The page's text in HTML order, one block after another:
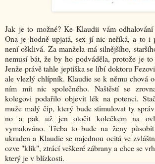
Jak je to možné? Ke Klaudii vám odhalování
Ona je hodně upjatá, sex jí nic neříká, a to i
není ošklivá. Za manžela má silnějšího,
nemusí bát, že by ho podváděla, protože je
Jenže právě tahle jeptiška se líbí doktoru
ale vlezlý chlípník. Klaudie se k němu chová
ním mít nic společného. Naštěstí se
kolegovi podařilo objevit lék na potenci.
muže malý čip, který bude stimulovat ty
no a pak už jen otočit kolečkem na
vymalováno. Třeba to bude na ženy
ukraden a Klaudie se najednou ocitá ve
ozve "klik", ztrácí veškeré zábrany a chce se
který je v blízkosti.